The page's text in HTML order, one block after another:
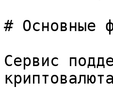
# Основные
Сервис